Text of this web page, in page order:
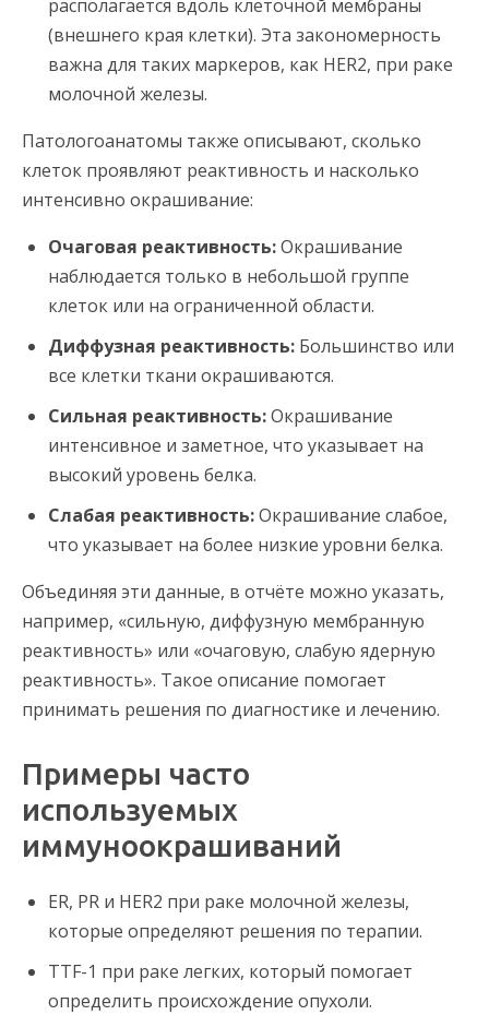
располагается вдоль клеточной мембраны
(внешнего края клетки). Эта закономерность
важна для таких маркеров, как HER2, при раке
молочной железы.
Патологоанатомы также описывают, сколько
клеток проявляют реактивность и насколько
интенсивно окрашивание:
Очаговая реактивность:Окрашивание
наблюдается только в небольшой группе
клеток или на ограниченной области.
Диффузная реактивность: Большинство или
все клетки ткани окрашиваются.
Сильная реактивность:Окрашивание
интенсивное и заметное, что указывает на
высокий уровень белка.
Слабая реактивность:Окрашивание слабое,
что указывает на более низкие уровни белка.
Объединяя эти данные, в отчёте можно указать,
например, «сильную, диффузную мембранную
реактивность» или «очаговую, слабую ядерную
реактивность». Такое описание помогает
принимать решения по диагностике и лечению.
Примеры часто
используемых
иммуноокрашиваний
ER, PR и HER2 при раке молочной железы,
которые определяют решения по терапии.
TTF-1 при раке легких, который помогает
определить происхождение опухоли.